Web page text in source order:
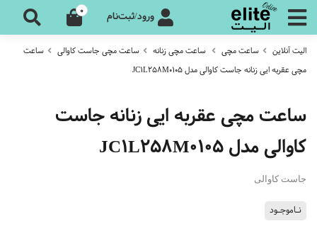
ورود/ثبت‌نام 0
الیت آنلاین ساعت مچی ساعت مچی زنانه ساعت مچی جاست کاوالی
ساعت
مچی عقربه ایی زنانه جاست کاوالی مدل JC1L258M0105
ساعت مچی عقربه ایی زنانه جاست
کاوالی مدل JC1L258M0105
جاست کاوالی
نـاموجـود